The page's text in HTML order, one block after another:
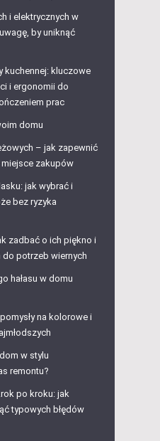
i elektrycznych w
by uniknąć
kuchennej: kluczowe
i ergonomii do
prac
domu
– jak zapewnić
zakupów
jak wybrać i
bez ryzyka
zadbać o ich piękno i
potrzeb wiernych
hałasu w domu
na kolorowe i
w stylu
remontu?
po kroku: jak
typowych błędów